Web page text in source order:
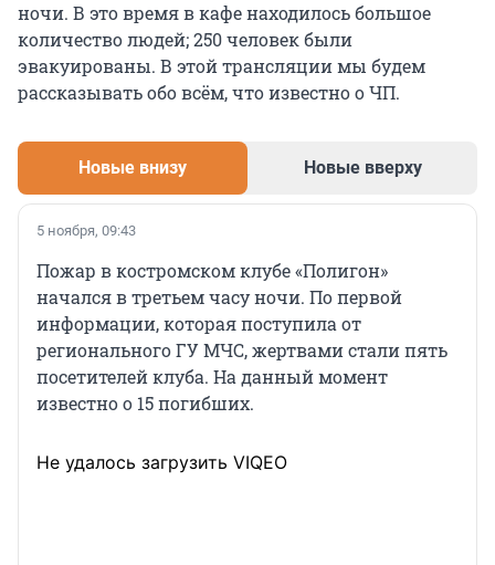
ночи. В это время в кафе находилось большое
количество людей; 250 человек были
эвакуированы. В этой трансляции мы будем
рассказывать обо всём, что известно о ЧП.
Новые внизу Новые вверху
5 ноября, 09:43
Пожар в костромском клубе «Полигон»
начался в третьем часу ночи. По первой
информации, которая поступила от
регионального ГУ МЧС, жертвами стали пять
посетителей клуба. На данный момент
известно о 15 погибших.
Не удалось загрузить VIQEO